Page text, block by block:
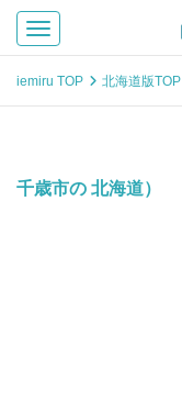
Toggle navigation
iemiru TOP 北海道版TOP
千歳市の 北海道）